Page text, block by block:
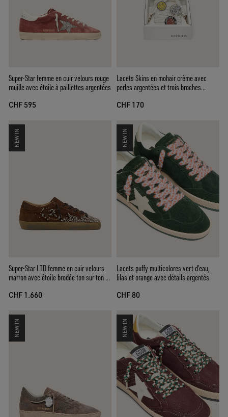
Super-Star femme en cuir velours rouge
rouille avec étoile à paillettes argentées
CHF 595
Lacets Skins en mohair crème avec
perles argentées et trois broches
CHF 170
NEW IN
Super-Star LTD femme en cuir velours
marron avec étoile brodée ton sur ton et
CHF 1.660
NEW IN
Lacets puffy multicolores vert d’eau,
lilas et orange avec détails argentés
CHF 80
NEW IN NEW IN